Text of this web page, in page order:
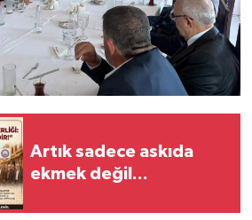
Artık sadece askıda
ekmek değil...